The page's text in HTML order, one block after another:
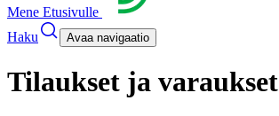
Mene Etusivulle
Haku
Avaa navigaatio
Tilaukset ja varaukset